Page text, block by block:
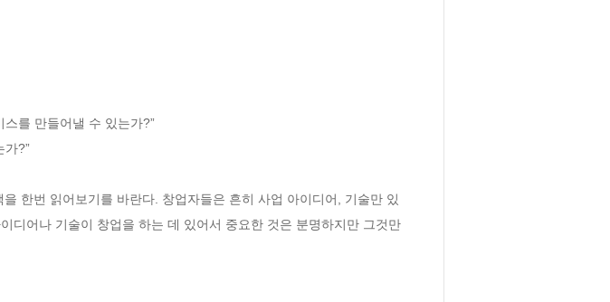
를 만들어낼 수 있는가?”
가?”
한번 읽어보기를 바란다. 창업자들은 흔히 사업 아이디어, 기술만 있
디어나 기술이 창업을 하는 데 있어서 중요한 것은 분명하지만 그것만